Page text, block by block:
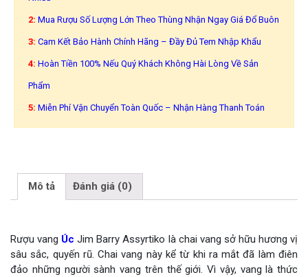
2: Mua Rượu Số Lượng Lớn Theo Thùng Nhận Ngay Giá Đổ Buôn
3: Cam Kết Bảo Hành Chính Hãng – Đầy Đủ Tem Nhập Khẩu
4: Hoàn Tiền 100% Nếu Quý Khách Không Hài Lòng Về Sản
Phẩm
5: Miễn Phí Vận Chuyển Toàn Quốc – Nhận Hàng Thanh Toán
Mô tả Đánh giá (0)
Rượu vang Úc Jim Barry Assyrtiko là chai vang sở hữu hương vị
sâu sắc, quyến rũ. Chai vang này kể từ khi ra mắt đã làm điên
đảo những người sành vang trên thế giới. Vì vậy, vang là thức